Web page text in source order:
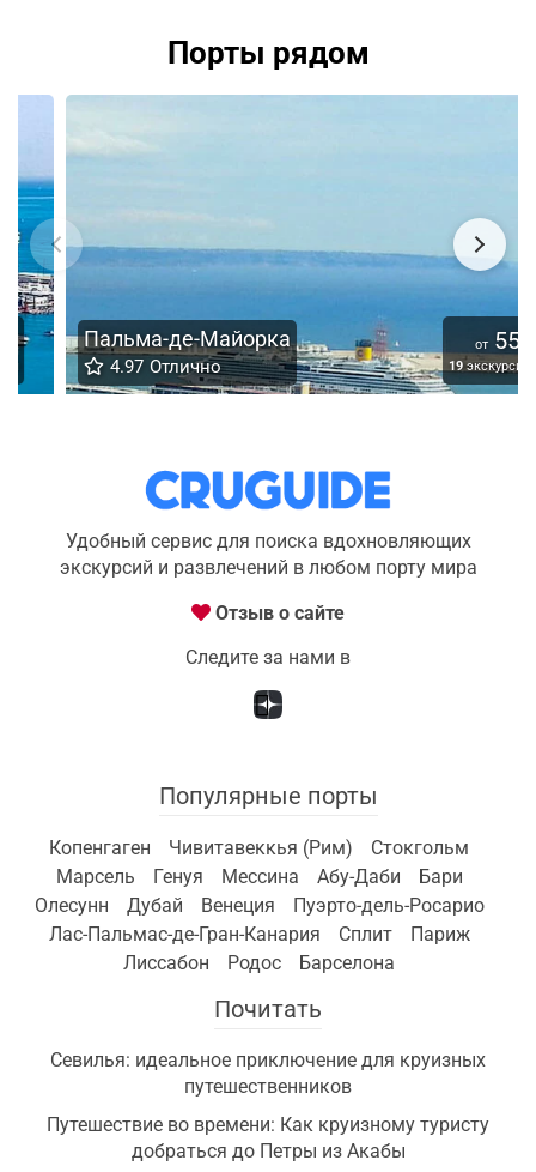
Порты рядом
Пальма-де-Майорка
4.97 Отлично
€
19экскурсий
Удобный сервис для поиска вдохновляющих
экскурсий и развлечений в любом порту мира
Отзыв о сайте
Следите за нами в
Популярные порты
Копенгаген Чивитавеккья (Рим)
Стокгольм
Марсель
Генуя Мессина Абу-Даби
Бари
Олесунн
Дубай Венеция
Пуэрто-дель-Росарио
Лас-Пальмас-де-Гран-Канария
Сплит
Париж
Лиссабон
Родос Барселона
Почитать
Севилья: идеальное приключение для круизных
путешественников
Путешествие во времени: Как круизному туристу
добраться до Петры из Акабы